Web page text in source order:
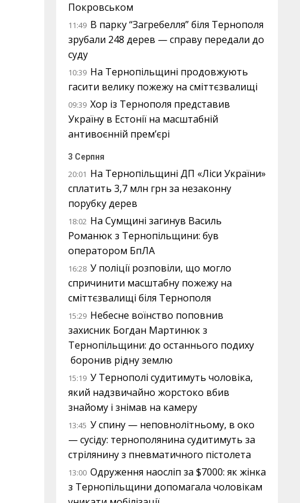
Покровськом
11:49 В парку “Загребелля” біля Тернополя
зрубали 248 дерев — справу передали до
суду
10:39 На Тернопільщині продовжують
гасити велику пожежу на сміттєзвалищі
09:39 Хор із Тернополя представив
Україну в Естонії на масштабній
антивоєнній прем’єрі
3 Серпня
20:01 На Тернопільщині ДП «Ліси України»
сплатить 3,7 млн грн за незаконну
порубку дерев
18:02 На Сумщині загинув Василь
Романюк з Тернопільщини: був
оператором БпЛА
16:28 У поліції розповіли, що могло
спричинити масштабну пожежу на
сміттєзвалищі біля Тернополя
15:29 Небесне воїнство поповнив
захисник Богдан Мартинюк з
Тернопільщини: до останнього подиху
боронив рідну землю
15:19 У Тернополі судитимуть чоловіка,
який надзвичайно жорстоко вбив
знайому і знімав на камеру
13:45 У спину — неповнолітньому, в око
— сусіду: тернополянина судитимуть за
стрілянину з пневматичного пістолета
13:00 Одруження наосліп за $7000: як жінка
з Тернопільщини допомагала чоловікам